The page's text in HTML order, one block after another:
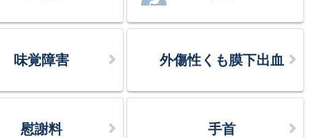
味覚障害 外傷性くも膜下出血
慰謝料 手首